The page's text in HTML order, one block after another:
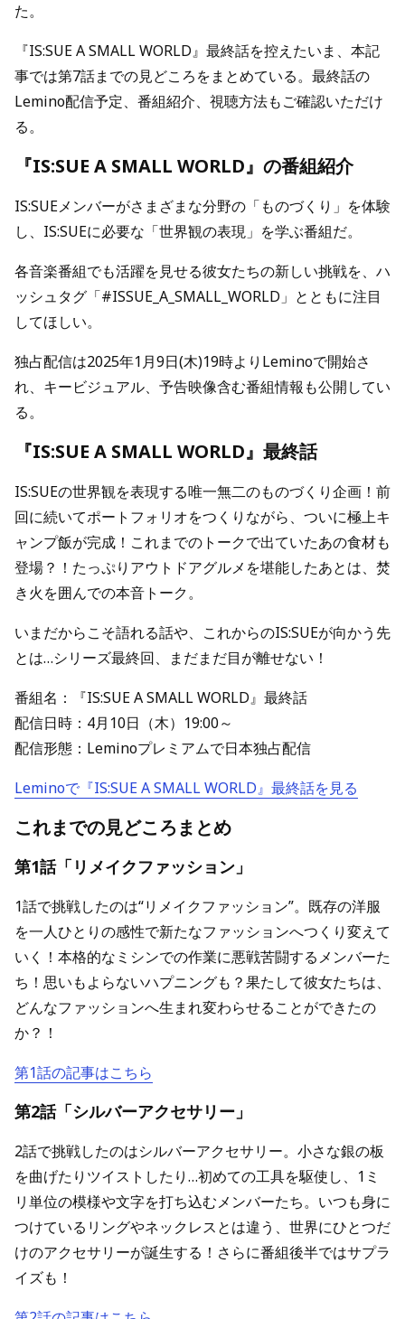
た。
『IS:SUE A SMALL WORLD』最終話を控えたいま、本記
事では第7話までの見どころをまとめている。最終話の
Lemino配信予定、番組紹介、視聴方法もご確認いただけ
る。
『IS:SUE A SMALL WORLD』の番組紹介
IS:SUEメンバーがさまざまな分野の「ものづくり」を体験
し、IS:SUEに必要な「世界観の表現」を学ぶ番組だ。
各音楽番組でも活躍を見せる彼女たちの新しい挑戦を、ハ
ッシュタグ「#ISSUE_A_SMALL_WORLD」とともに注目
してほしい。
独占配信は2025年1月9日(木)19時よりLeminoで開始さ
れ、キービジュアル、予告映像含む番組情報も公開してい
る。
『IS:SUE A SMALL WORLD』最終話
IS:SUEの世界観を表現する唯一無二のものづくり企画！前
回に続いてポートフォリオをつくりながら、ついに極上キ
ャンプ飯が完成！これまでのトークで出ていたあの食材も
登場？！たっぷりアウトドアグルメを堪能したあとは、焚
き火を囲んでの本音トーク。
いまだからこそ語れる話や、これからのIS:SUEが向かう先
とは…シリーズ最終回、まだまだ目が離せない！
番組名：『IS:SUE A SMALL WORLD』最終話
配信日時：4月10日（木）19:00～
配信形態：Leminoプレミアムで日本独占配信
Leminoで『IS:SUE A SMALL WORLD』最終話を見る
これまでの見どころまとめ
第1話「リメイクファッション」
1話で挑戦したのは“リメイクファッション”。既存の洋服
を一人ひとりの感性で新たなファッションへつくり変えて
いく！本格的なミシンでの作業に悪戦苦闘するメンバーた
ち！思いもよらないハプニングも？果たして彼女たちは、
どんなファッションへ生まれ変わらせることができたの
か？！
第1話の記事はこちら
第2話「シルバーアクセサリー」
2話で挑戦したのはシルバーアクセサリー。小さな銀の板
を曲げたりツイストしたり…初めての工具を駆使し、1ミ
リ単位の模様や文字を打ち込むメンバーたち。いつも身に
つけているリングやネックレスとは違う、世界にひとつだ
けのアクセサリーが誕生する！さらに番組後半ではサプラ
イズも！